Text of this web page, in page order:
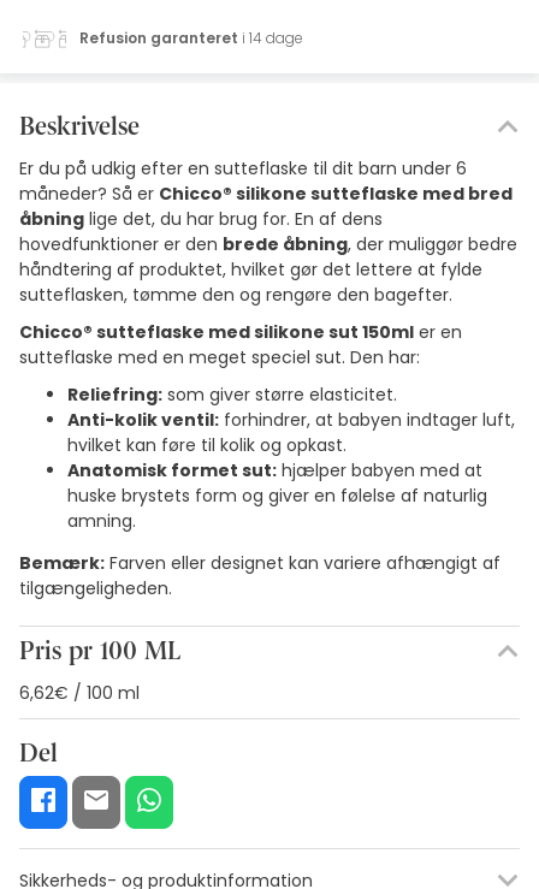
Refusion garanteret i 14 dage
Beskrivelse
Er du på udkig efter en sutteflaske til dit barn under 6
måneder? Så er Chicco® silikone sutteflaske med bred
åbning lige det, du har brug for. En af dens
hovedfunktioner er den brede åbning, der muliggør bedre
håndtering af produktet, hvilket gør det lettere at fylde
sutteflasken, tømme den og rengøre den bagefter.
Chicco® sutteflaske med silikone sut 150ml er en
sutteflaske med en meget speciel sut. Den har:
Reliefring: som giver større elasticitet.
Anti-kolik ventil: forhindrer, at babyen indtager luft,
hvilket kan føre til kolik og opkast.
Anatomisk formet sut: hjælper babyen med at
huske brystets form og giver en følelse af naturlig
amning.
Bemærk: Farven eller designet kan variere afhængigt af
tilgængeligheden.
Pris pr 100 ML
6,62€ / 100 ml
Del
Sikkerheds- og produktinformation